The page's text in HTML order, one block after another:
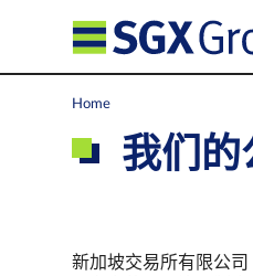
Home
我们的
新加坡交易所有限公